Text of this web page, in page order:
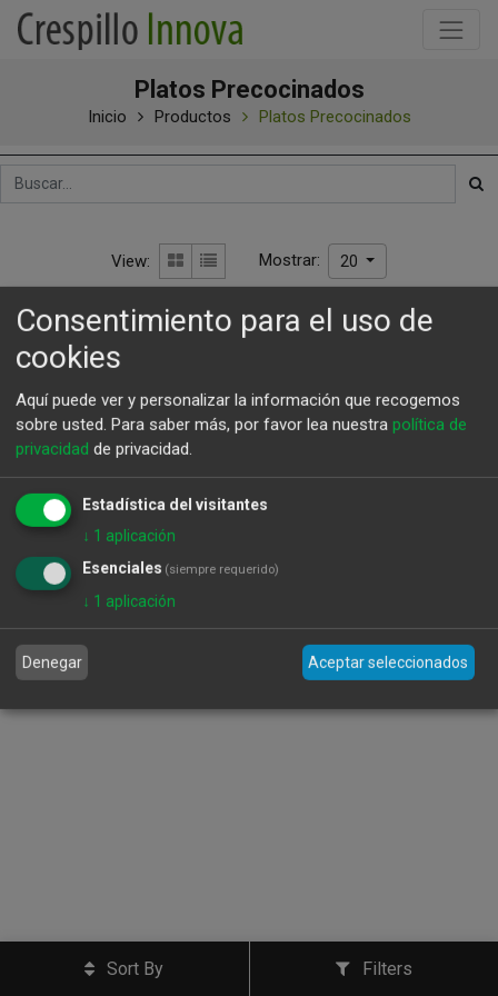
Platos Precocinados
Inicio Productos Platos Precocinados
Sort By Filters
View: Mostrar: 20
Pintada Escabechada
Consentimiento para el uso de
cookies
Aquí puede ver y personalizar la información que recogemos
sobre usted. Para saber más, por favor lea nuestra política de
privacidad de privacidad.
Estadística del visitantes
↓ 1 aplicación
Esenciales (siempre requerido)
↓ 1 aplicación
Denegar Aceptar seleccionados